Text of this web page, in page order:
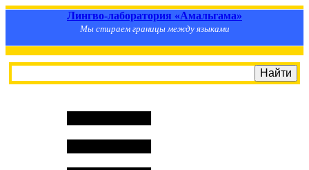
Лингво-лаборатория «Амальгама»
Мы стираем границы между языками